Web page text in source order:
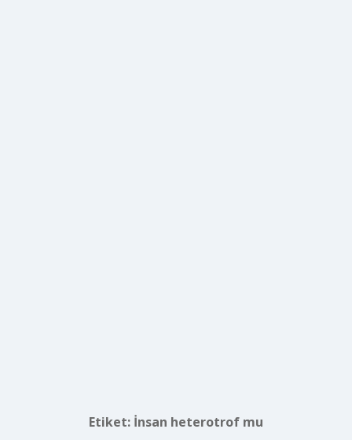
Etiket: İnsan heterotrof mu